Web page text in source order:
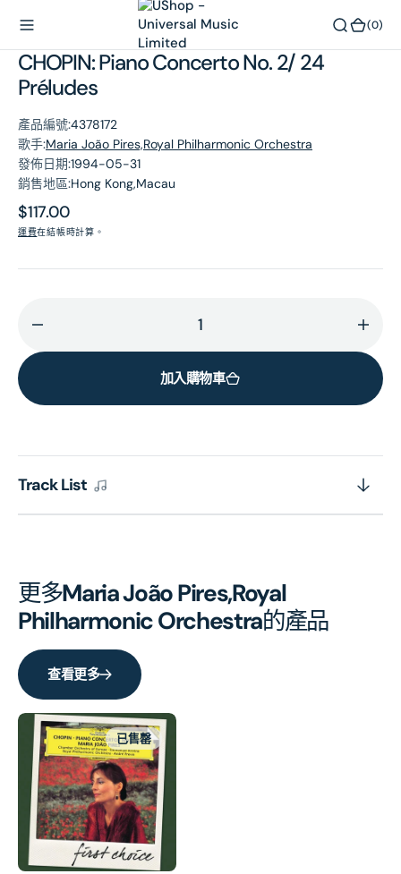
(0)
CHOPIN: Piano Concerto No. 2/ 24
Préludes
產品編號:4378172
歌手:Maria João Pires,Royal Philharmonic Orchestra
發佈日期:1994-05-31
銷售地區:Hong Kong,Macau
原
價
$117.00
運費在結帳時計算。
Piano
24
Préludes
量
增
加
24
加入購物車
Track List
更多Maria João Pires,Royal
Philharmonic Orchestra的產品
查看更多
已售罄